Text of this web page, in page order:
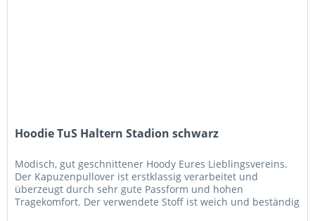
Hoodie TuS Haltern Stadion schwarz
Modisch, gut geschnittener Hoody Eures Lieblingsvereins.
Der Kapuzenpullover ist erstklassig verarbeitet und
überzeugt durch sehr gute Passform und hohen
Tragekomfort. Der verwendete Stoff ist weich und beständig